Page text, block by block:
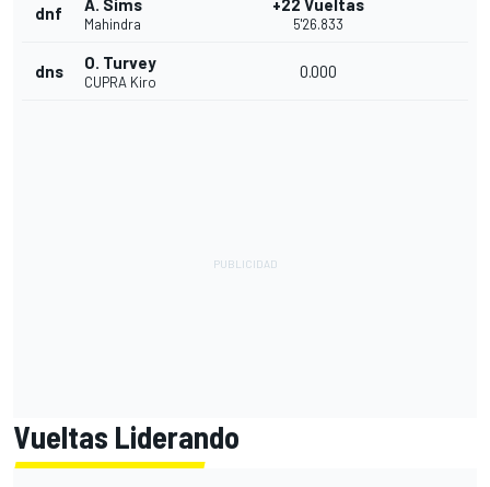
dnf A. Sims
Mahindra
+22 Vueltas
5'26.833
dns O. Turvey
CUPRA Kiro
0.000
Vueltas Liderando